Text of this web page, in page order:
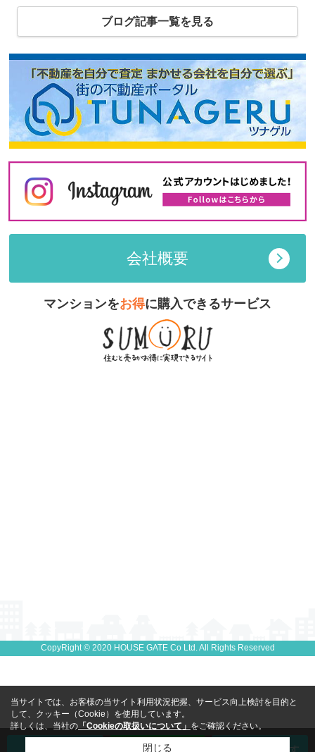
ブログ記事一覧を見る
会社概要
マンションをお得に購入できるサービス
CopyRight © 2020 HOUSE GATE Co Ltd. All Rights Reserved
LINEで相談 マンションを探す
当サイトでは、お客様の当サイト利用状況把握、サービス向上検討を目的と
して、クッキー（Cookie）を使用しています。
詳しくは、当社の「Cookieの取扱いについて」をご確認ください。
閉じる